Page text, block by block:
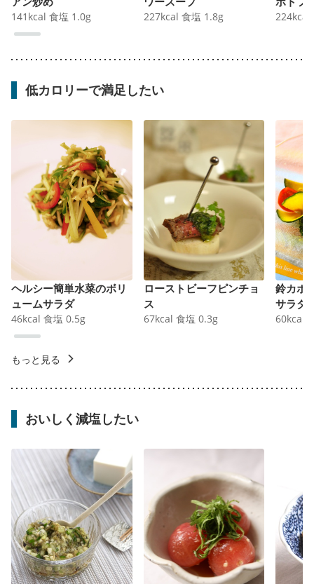
141 kcal 食塩 1.0g 227kcal 食塩 1.8g 224kcal
低カロリーで満足したい
ヘルシー簡単水菜のボリ
ュームサラダ
46kcal 食塩 0.5g
ローストビーフピンチョ
ス
67kcal 食塩 0.3g
鈴カボ
サラダ
60kcal
もっと見る
おいしく減塩したい